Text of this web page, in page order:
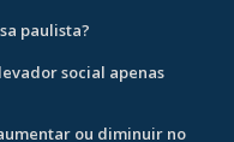
paulista?
social apenas
ou diminuir no